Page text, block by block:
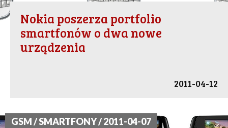
Nokia poszerza portfolio
smartfonów o dwa nowe
urządzenia
2011-04-12
GSM / SMARTFONY / 2011-04-07